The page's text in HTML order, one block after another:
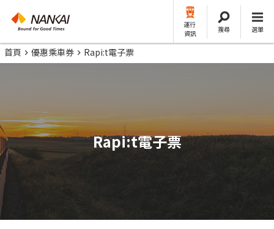
運行
資訊
搜尋 選單
首頁 優惠乘車券 Rapi:t電子票
Rapi:t電子票